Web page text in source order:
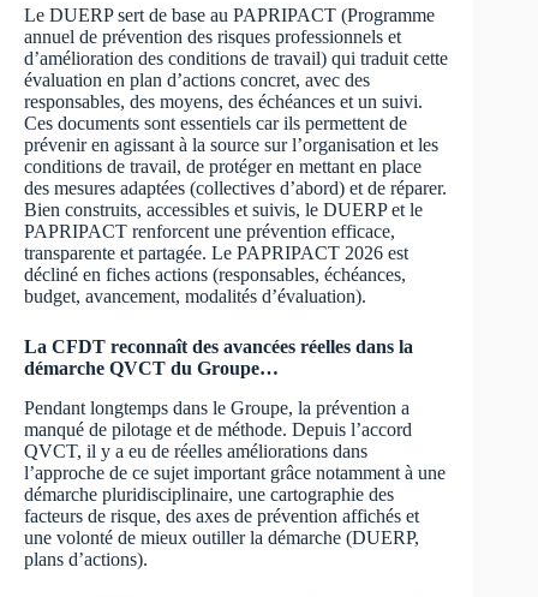
Le DUERP sert de base au PAPRIPACT (Programme
annuel de prévention des risques professionnels et
d’amélioration des conditions de travail) qui traduit cette
évaluation en plan d’actions concret, avec des
responsables, des moyens, des échéances et un suivi.
Ces documents sont essentiels car ils permettent de
prévenir en agissant à la source sur l’organisation et les
conditions de travail, de protéger en mettant en place
des mesures adaptées (collectives d’abord) et de réparer.
Bien construits, accessibles et suivis, le DUERP et le
PAPRIPACT renforcent une prévention efficace,
transparente et partagée. Le PAPRIPACT 2026 est
décliné en fiches actions (responsables, échéances,
budget, avancement, modalités d’évaluation).
La CFDT reconnaît des avancées réelles dans la
démarche QVCT du Groupe…
Pendant longtemps dans le Groupe, la prévention a
manqué de pilotage et de méthode. Depuis l’accord
QVCT, il y a eu de réelles améliorations dans
l’approche de ce sujet important grâce notamment à une
démarche pluridisciplinaire, une cartographie des
facteurs de risque, des axes de prévention affichés et
une volonté de mieux outiller la démarche (DUERP,
plans d’actions).